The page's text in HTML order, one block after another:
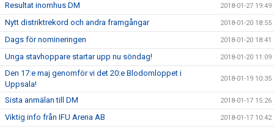
Resultat inomhus DM 2018-01-27 19:49
Nytt distriktrekord och andra framgångar 2018-01-20 18:55
Dags för nomineringen 2018-01-20 18:41
Unga stavhoppare startar upp nu söndag! 2018-01-20 11:09
Den 17:e maj genomför vi det 20:e Blodomloppet i
Uppsala!
2018-01-19 10:35
Sista anmälan till DM 2018-01-17 15:26
Viktig info från IFU Arena AB 2018-01-17 10:42